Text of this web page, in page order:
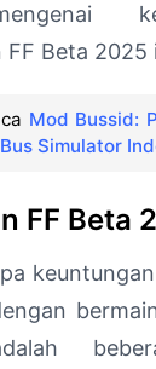
FF Beta 2025
Mod Bussid:
Simulator
FF Beta